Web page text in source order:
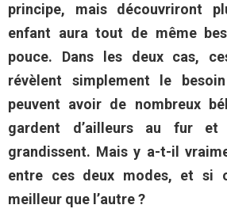
principe, mais découvriront
enfant aura tout de même
pouce. Dans les deux cas,
révèlent simplement le
peuvent avoir de nombreux
gardent d’ailleurs au fur et
grandissent. Mais y a-t-il
entre ces deux modes, et si
meilleur que l’autre ?